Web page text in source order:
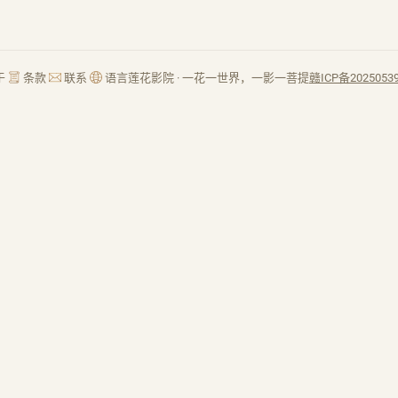
条款 联系 语言莲花影院 · 一花一世界，一影一菩提赣ICP备